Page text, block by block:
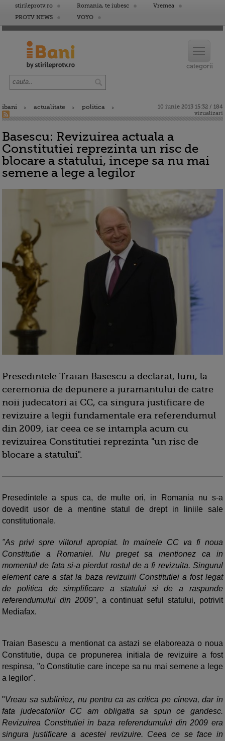
stirileprotv.ro Romania, te iubesc
Vremea
PROTV NEWS
VOYO
ibani actualitate politica
10 iunie 2013 15:32 / 184
vizualizari
Basescu: Revizuirea actuala a
Constitutiei reprezinta un risc de
blocare a statului, incepe sa nu mai
semene a lege a legilor
Presedintele Traian Basescu a declarat, luni, la
ceremonia de depunere a juramantului de catre
noii judecatori ai CC, ca singura justificare de
revizuire a legii fundamentale era referendumul
din 2009, iar ceea ce se intampla acum cu
revizuirea Constitutiei reprezinta "un risc de
blocare a statului".
Presedintele a spus ca, de multe ori, in Romania nu s-a
dovedit usor de a mentine statul de drept in liniile sale
constitutionale.
"As privi spre viitorul apropiat. In mainele CC va fi noua
Constitutie a Romaniei. Nu preget sa mentionez ca in
momentul de fata si-a pierdut rostul de a fi revizuita. Singurul
element care a stat la baza revizuirii Constitutiei a fost legat
de politica de simplificare a statului si de a raspunde
referendumului din 2009", a continuat seful statului, potrivit
Mediafax.
Traian Basescu a mentionat ca astazi se elaboreaza o noua
Constitutie, dupa ce propunerea initiala de revizuire a fost
respinsa, "o Constitutie care incepe sa nu mai semene a lege
a legilor".
"Vreau sa subliniez, nu pentru ca as critica pe cineva, dar in
fata judecatorilor CC am obligatia sa spun ce gandesc.
Revizuirea Constitutiei in baza referendumului din 2009 era
singura justificare a acestei revizuire. Ceea ce se face in